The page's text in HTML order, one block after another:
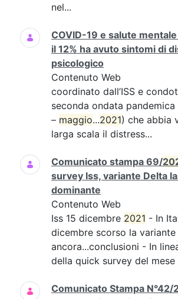
nel...
COVID-19 e salute
il 12% ha avuto sintomi di
psicologico
Contenuto Web
coordinato dall’ISS e
seconda ondata
– maggio...2021) che abbia
larga scala il distress...
Comunicato stampa 69/
survey Iss, variante Delta
dominante
Contenuto Web
Iss 15 dicembre 2021 - In
dicembre scorso la
ancora...conclusioni - In
della quick survey del
Comunicato Stampa